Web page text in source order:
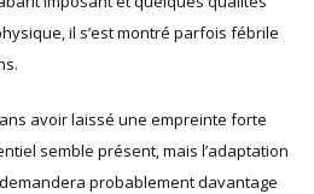
il s’est montré parfois fébrile
avoir laissé une empreinte forte
semble présent, mais l’adaptation
probablement davantage